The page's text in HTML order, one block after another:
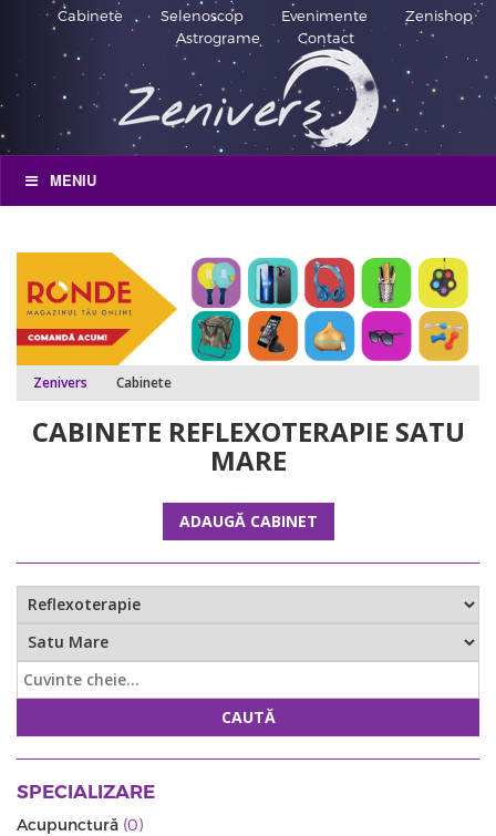
Cabinete Selenoscop Evenimente
Zenishop
Astrograme
Contact
MENIU
Zenivers Cabinete
CABINETE REFLEXOTERAPIE SATU
MARE
ADAUGĂ CABINET
CAUTĂ
SPECIALIZARE
Acupunctură (0)